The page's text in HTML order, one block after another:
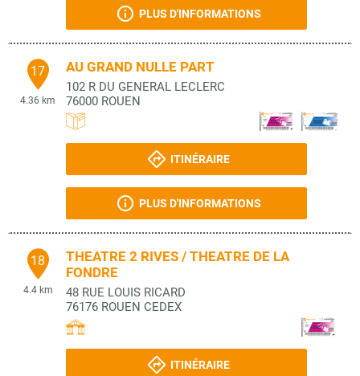
PLUS D'INFORMATIONS
17
4.36 km
AU GRAND NULLE PART
102 R DU GENERAL LECLERC
76000 ROUEN
ITINÉRAIRE
PLUS D'INFORMATIONS
18
4.4 km
THEATRE 2 RIVES / THEATRE DE LA
FONDRE
48 RUE LOUIS RICARD
76176 ROUEN CEDEX
ITINÉRAIRE